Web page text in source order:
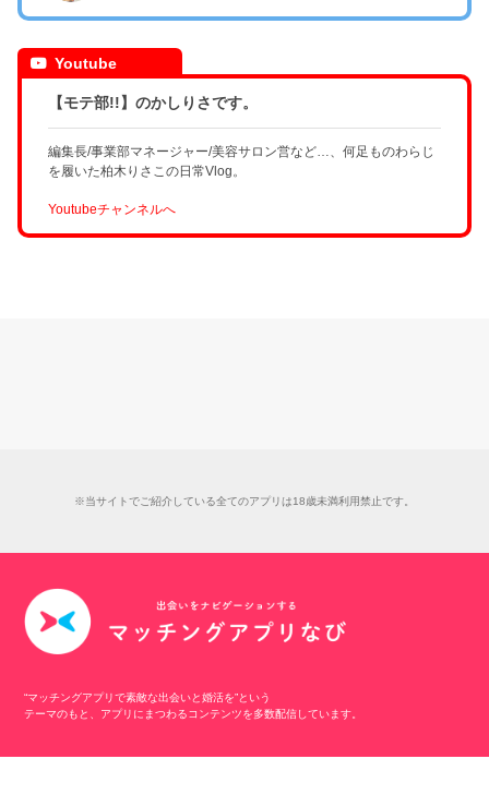
Youtube
【モテ部!!】のかしりさです。
編集長/事業部マネージャー/美容サロン営など…、何足ものわらじ
を履いた柏木りさこの日常Vlog。
Youtubeチャンネルへ
※当サイトでご紹介している全てのアプリは18歳未満利用禁止です。
“マッチングアプリで素敵な出会いと婚活を”という
テーマのもと、アプリにまつわるコンテンツを多数配信しています。